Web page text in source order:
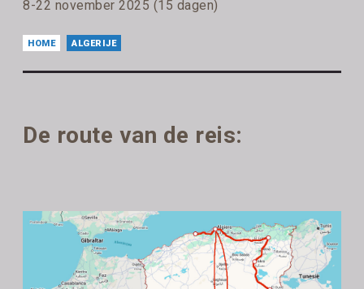
8-22 november 2025 (15 dagen)
HOME ALGERIJE
De route van de reis: